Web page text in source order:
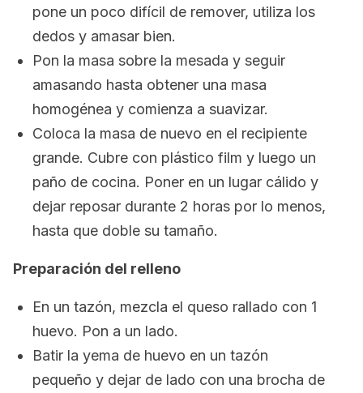
pone un poco difícil de remover, utiliza los
dedos y amasar bien.
Pon la masa sobre la mesada y seguir
amasando hasta obtener una masa
homogénea y comienza a suavizar.
Coloca la masa de nuevo en el recipiente
grande. Cubre con plástico film y luego un
paño de cocina. Poner en un lugar cálido y
dejar reposar durante 2 horas por lo menos,
hasta que doble su tamaño.
Preparación del relleno
En un tazón, mezcla el queso rallado con 1
huevo. Pon a un lado.
Batir la yema de huevo en un tazón
pequeño y dejar de lado con una brocha de